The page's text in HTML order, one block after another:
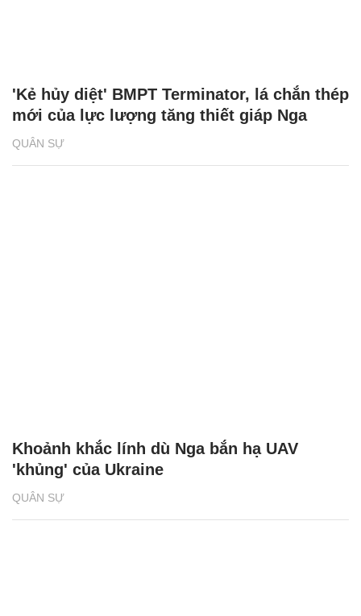
QUÂN SỰ
'Kẻ hủy diệt' BMPT Terminator, lá chắn thép
mới của lực lượng tăng thiết giáp Nga
QUÂN SỰ
Khoảnh khắc lính dù Nga bắn hạ UAV
'khủng' của Ukraine